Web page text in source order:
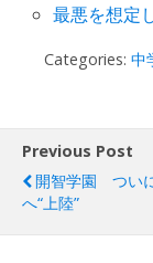
最悪を想定
Categories: 中
Previous Post
開智学園 つい
へ“上陸”